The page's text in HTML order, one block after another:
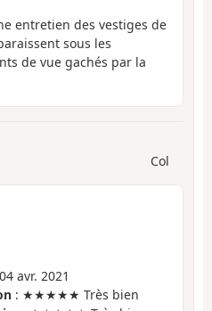
entretien des vestiges de
sous les
de vue gachés par la
Col
avr. 2021
: ★★★★★ Très bien